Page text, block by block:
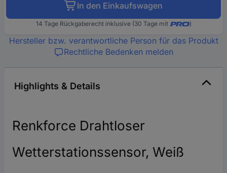
In den Einkaufswagen
14 Tage Rückgaberecht inklusive (30 Tage mit )
Hersteller bzw. verantwortliche Person für das Produkt
Rechtliche Bedenken melden
Highlights & Details
Renkforce Drahtloser
Wetterstationssensor, Weiß